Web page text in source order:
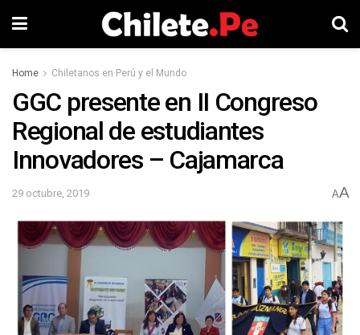
Home Chiletanos en Perú y el Mundo
GGC presente en II Congreso
Regional de estudiantes
Innovadores – Cajamarca
29 octubre, 2019 AA